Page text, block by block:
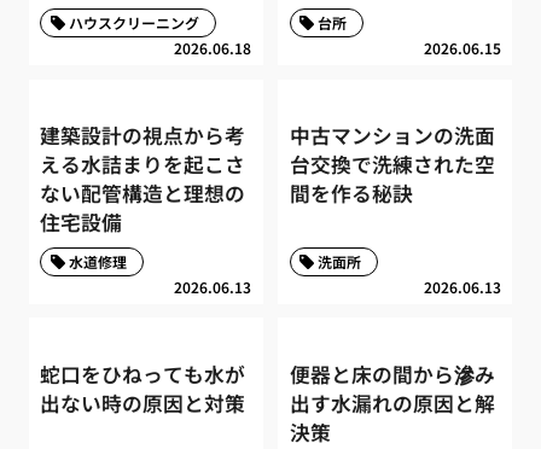
2026.06.18
ハウスクリーニング
2026.06.15
台所
建築設計の視点から考
える水詰まりを起こさ
ない配管構造と理想の
住宅設備
2026.06.13
水道修理
中古マンションの洗面
台交換で洗練された空
間を作る秘訣
2026.06.13
洗面所
蛇口をひねっても水が
出ない時の原因と対策
便器と床の間から滲み
出す水漏れの原因と解
決策